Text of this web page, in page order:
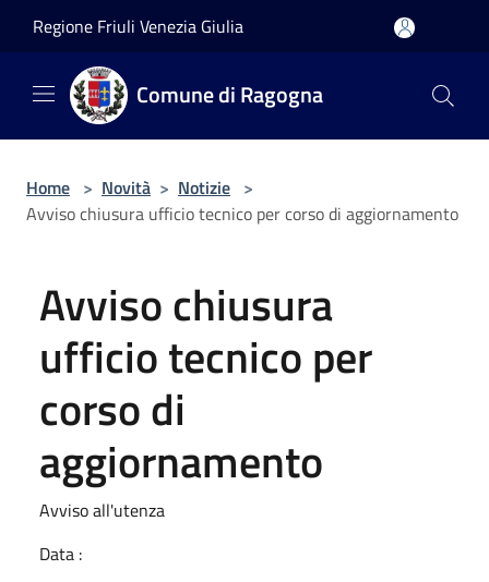
Regione Friuli Venezia Giulia
Comune di Ragogna
Home > Novità > Notizie >
Avviso chiusura ufficio tecnico per corso di aggiornamento
Avviso chiusura
ufficio tecnico per
corso di
aggiornamento
Avviso all'utenza
Data :